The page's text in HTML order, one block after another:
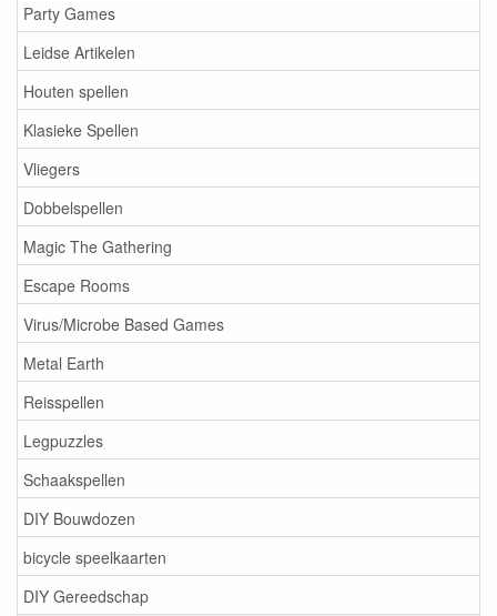
Party Games
Leidse Artikelen
Houten spellen
Klasieke Spellen
Vliegers
Dobbelspellen
Magic The Gathering
Escape Rooms
Virus/Microbe Based Games
Metal Earth
Reisspellen
Legpuzzles
Schaakspellen
DIY Bouwdozen
bicycle speelkaarten
DIY Gereedschap